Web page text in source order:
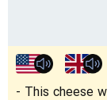
This cheese